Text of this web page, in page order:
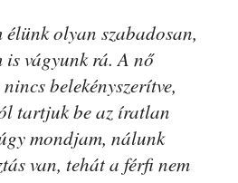
élünk olyan szabadosan,
is vágyunk rá. A nő
belekényszerítve,
tartjuk be az íratlan
mondjam, nálunk
van, tehát a férfi nem